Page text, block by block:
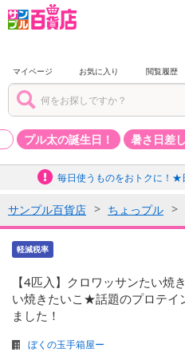
マイページ お気に入り 閲覧履歴
プル太の誕生日！ 暑さ日差
毎日使うものをおトクに！
サンプル百貨店 ちょっプル
軽減税率
【4匹入】クロワッサンたい焼
い焼きたいこ★話題のプロテイ
ました！
ぼくの玉手箱屋ー